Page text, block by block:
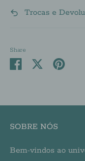
Trocas e
Share
Share SharePin
SOBRE NÓS
Bem-vindos ao